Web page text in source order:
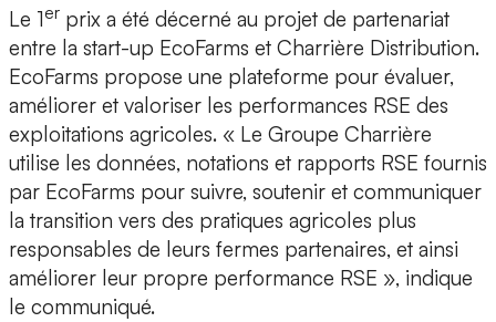
Le 1er prix a été décerné au projet de partenariat
entre la start-up EcoFarms et Charrière Distribution.
EcoFarms propose une plateforme pour évaluer,
améliorer et valoriser les performances RSE des
exploitations agricoles. « Le Groupe Charrière
utilise les données, notations et rapports RSE fournis
par EcoFarms pour suivre, soutenir et communiquer
la transition vers des pratiques agricoles plus
responsables de leurs fermes partenaires, et ainsi
améliorer leur propre performance RSE », indique
le communiqué.